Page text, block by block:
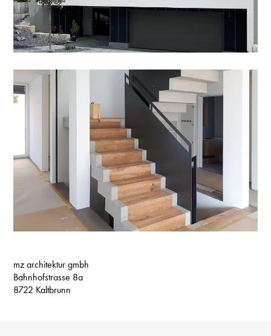
mz architektur gmbh
Bahnhofstrasse 8a
8722 Kaltbrunn